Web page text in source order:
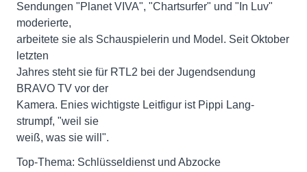
Sendungen "Planet VIVA", "Chartsurfer" und "In Luv"
moderierte,
arbeitete sie als Schauspielerin und Model. Seit Oktober
letzten
Jahres steht sie für RTL2 bei der Jugendsendung
BRAVO TV vor der
Kamera. Enies wichtigste Leitfigur ist Pippi Lang-
strumpf, "weil sie
weiß, was sie will".
Top-Thema: Schlüsseldienst und Abzocke